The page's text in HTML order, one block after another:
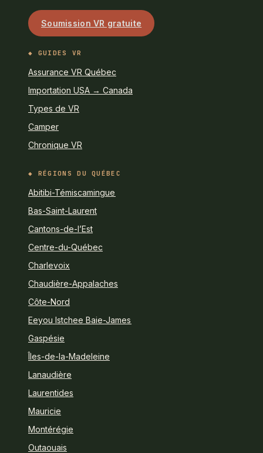
Soumission VR gratuite
GUIDES VR
Assurance VR Québec
Importation USA → Canada
Types de VR
Camper
Chronique VR
RÉGIONS DU QUÉBEC
Abitibi-Témiscamingue
Bas-Saint-Laurent
Cantons-de-l’Est
Centre-du-Québec
Charlevoix
Chaudière-Appalaches
Côte-Nord
Eeyou Istchee Baie-James
Gaspésie
Îles-de-la-Madeleine
Lanaudière
Laurentides
Mauricie
Montérégie
Outaouais